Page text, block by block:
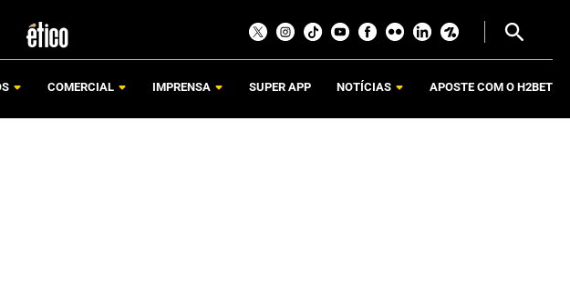
COMERCIAL IMPRENSA SUPER APP NOTÍCIAS APOSTE COM O H2BET